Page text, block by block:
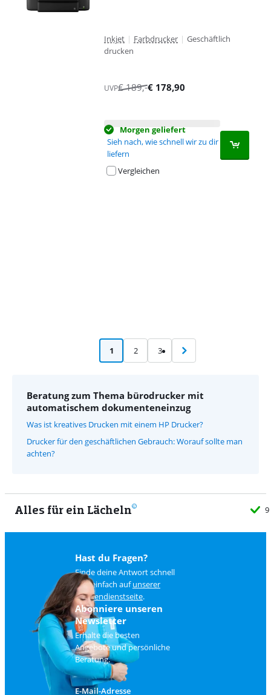
Inkjet | Farbdrucker | Geschäftlich
drucken
UVP€189,-€ 178,90
Morgen geliefert
Sieh nach, wie schnell wir zu dir
liefern
Vergleichen
1 2 3
Beratung zum Thema bürodrucker mit
automatischem dokumenteneinzug
Was ist kreatives Drucken mit einem HP Drucker?
Drucker für den geschäftlichen Gebrauch: Worauf sollte man
achten?
Alles für ein Lächeln 9
Hast du Fragen?
Finde deine Antwort schnell
und einfach aufunserer
Kundendienstseite.
Abonniere unseren
Newsletter
Erhalte die besten
Angebote und persönliche
Beratung.
E-Mail-Adresse